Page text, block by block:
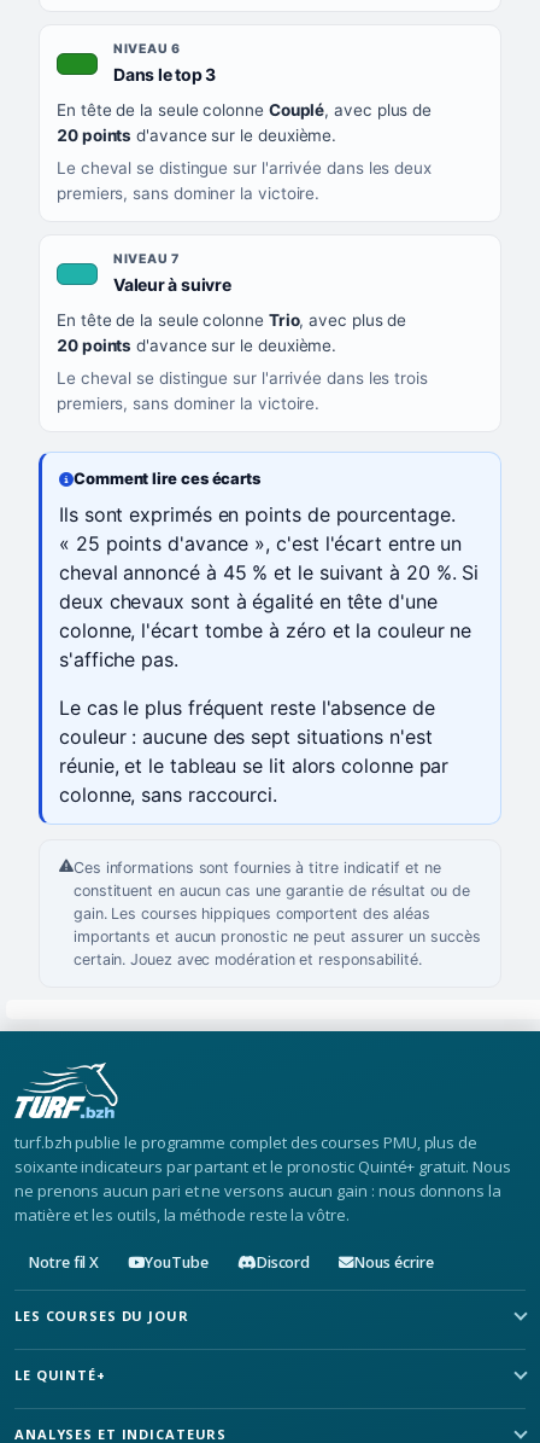
NIVEAU 6
Dans le top 3, couleur verte
En tête de la seule colonne Couplé, avec plus de
20 points d'avance sur le deuxième.
Le cheval se distingue sur l'arrivée dans les deux
premiers, sans dominer la victoire.
NIVEAU 7
Valeur à suivre, couleur turquoise
En tête de la seule colonne Trio, avec plus de
20 points d'avance sur le deuxième.
Le cheval se distingue sur l'arrivée dans les trois
premiers, sans dominer la victoire.
Comment lire ces écarts
Ils sont exprimés en points de pourcentage.
« 25 points d'avance », c'est l'écart entre un
cheval annoncé à 45 % et le suivant à 20 %. Si
deux chevaux sont à égalité en tête d'une
colonne, l'écart tombe à zéro et la couleur ne
s'affiche pas.
Le cas le plus fréquent reste l'absence de
couleur : aucune des sept situations n'est
réunie, et le tableau se lit alors colonne par
colonne, sans raccourci.
Ces informations sont fournies à titre indicatif et ne
constituent en aucun cas une garantie de résultat ou de
gain. Les courses hippiques comportent des aléas
importants et aucun pronostic ne peut assurer un succès
certain. Jouez avec modération et responsabilité.
turf.bzh publie le programme complet des courses PMU, plus de
soixante indicateurs par partant et le pronostic Quinté+ gratuit. Nous
ne prenons aucun pari et ne versons aucun gain : nous donnons la
matière et les outils, la méthode reste la vôtre.
Notre fil X YouTube Discord Nous écrire
LES COURSES DU JOUR
LE QUINTÉ+
ANALYSES ET INDICATEURS